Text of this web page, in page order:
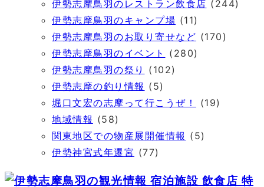
伊勢志摩鳥羽のレストラン飲食店 (244)
伊勢志摩鳥羽のキャンプ場 (11)
伊勢志摩鳥羽のお取り寄せなど (170)
伊勢志摩鳥羽のイベント
(280)
伊勢志摩鳥羽の祭り
(102)
伊勢志摩の釣り情報 (5)
堀口文宏の志摩って行こうぜ！
(19)
地域情報 (58)
関東地区での物産展開催情報 (5)
伊勢神宮式年遷宮 (77)